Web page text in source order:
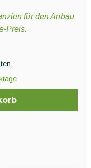
für den Anbau
Preis.